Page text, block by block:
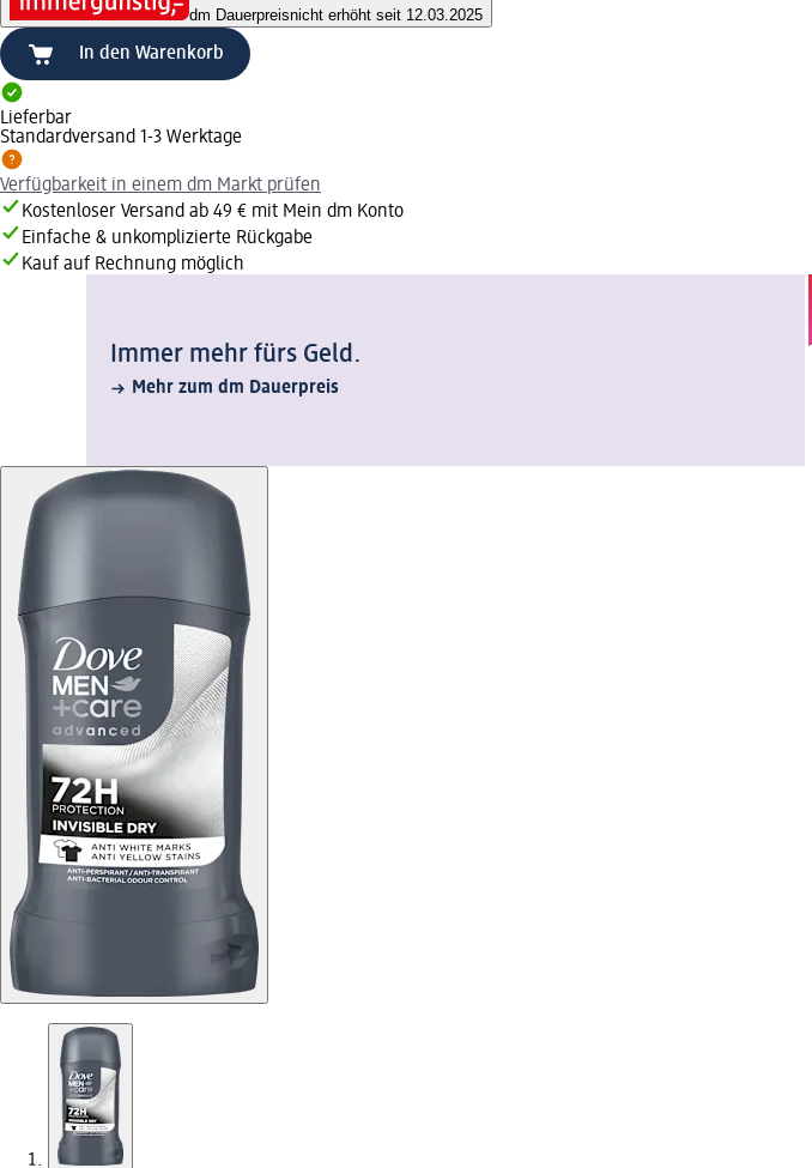
dm Dauerpreisnicht erhöht seit 12.03.2025
In den Warenkorb
Lieferbar
Standardversand 1-3 Werktage
Verfügbarkeit in einem dm Markt prüfen
Kostenloser Versand ab 49 € mit Mein dm Konto
Einfache & unkomplizierte Rückgabe
Kauf auf Rechnung möglich
Immer mehr fürs Geld.
Mehr zum dm Dauerpreis